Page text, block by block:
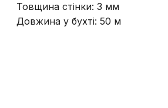
Товщина стінки: 3 мм
Довжина у бухті: 50 м